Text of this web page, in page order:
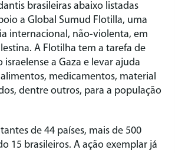
brasileiras abaixo listadas
a Global Sumud Flotilla, uma
internacional, não-violenta, em
A Flotilha tem a tarefa de
a Gaza e levar ajuda
medicamentos, material
dentre outros, para a população
de 44 países, mais de 500
15 brasileiros. A ação exemplar já